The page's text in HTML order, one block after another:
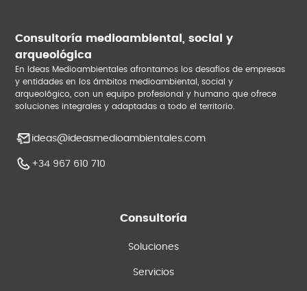
Consultoría medioambiental, social y
arqueológica
En Ideas Medioambientales afrontamos los desafíos de empresas
y entidades en los ámbitos medioambiental, social y
arqueológico, con un equipo profesional y humano que ofrece
soluciones integrales y adaptadas a todo el territorio.
ideas@ideasmedioambientales.com
+34 967 610 710
Consultoría
Soluciones
Servicios